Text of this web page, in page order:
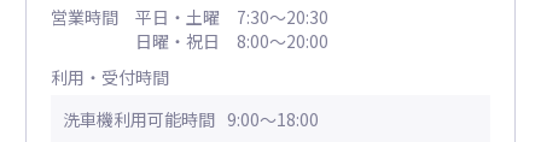
営業時間
平日・土曜 7:30～20:30
日曜・祝日 8:00～20:00
利用・受付時間
洗車機利用可能時間 9:00～18:00